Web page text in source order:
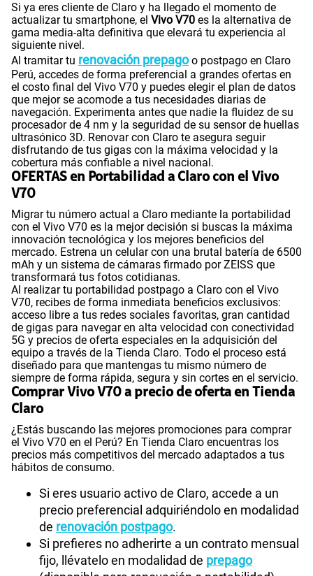
Si ya eres cliente de Claro y ha llegado el momento de
actualizar tu smartphone, el Vivo V70 es la alternativa de
gama media-alta definitiva que elevará tu experiencia al
siguiente nivel.
Al tramitar tu renovación prepagoo postpago en Claro
Perú, accedes de forma preferencial a grandes ofertas en
el costo final del Vivo V70 y puedes elegir el plan de datos
que mejor se acomode a tus necesidades diarias de
navegación. Experimenta antes que nadie la fluidez de su
procesador de 4 nm y la seguridad de su sensor de huellas
ultrasónico 3D. Renovar con Claro te asegura seguir
disfrutando de tus gigas con la máxima velocidad y la
cobertura más confiable a nivel nacional.
OFERTAS en Portabilidad a Claro con el Vivo
V70
Migrar tu número actual a Claro mediante la portabilidad
con el Vivo V70 es la mejor decisión si buscas la máxima
innovación tecnológica y los mejores beneficios del
mercado. Estrena un celular con una brutal batería de 6500
mAh y un sistema de cámaras firmado por ZEISS que
transformará tus fotos cotidianas.
Al realizar tu portabilidad postpago a Claro con el Vivo
V70, recibes de forma inmediata beneficios exclusivos:
acceso libre a tus redes sociales favoritas, gran cantidad
de gigas para navegar en alta velocidad con conectividad
5G y precios de oferta especiales en la adquisición del
equipo a través de la Tienda Claro. Todo el proceso está
diseñado para que mantengas tu mismo número de
siempre de forma rápida, segura y sin cortes en el servicio.
Comprar Vivo V70 a precio de oferta en Tienda
Claro
¿Estás buscando las mejores promociones para comprar
el Vivo V70 en el Perú? En Tienda Claro encuentras los
precios más competitivos del mercado adaptados a tus
hábitos de consumo.
Si eres usuario activo de Claro, accede a un
precio preferencial adquiriéndolo en modalidad
de renovación postpago.
Si prefieres no adherirte a un contrato mensual
fijo, llévatelo en modalidad de prepago